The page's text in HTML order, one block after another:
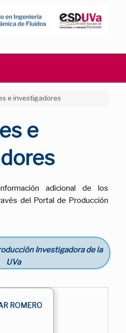
e investigadores
e
adicional de los
del Portal de Producción
Investigadora de la
UVa
ROMERO